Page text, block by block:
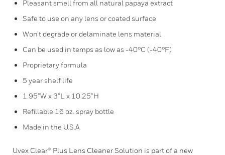
Pleasant smell from all natural papaya extract
Safe to use on any lens or coated surface
Won’t degrade or delaminate lens material
Can be used in temps as low as -40°C (-40°F)
Proprietary formula
5 year shelf life
1.95”W x 3”L x 10.25”H
Refillable 16 oz. spray bottle
Made in the U.S.A.
Uvex Clear® Plus Lens Cleaner Solution is part of a new